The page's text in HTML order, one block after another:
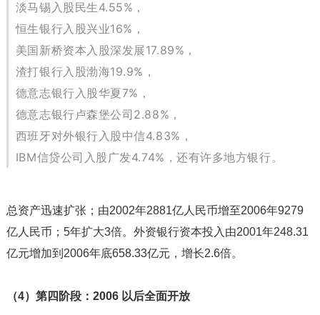
淡马锡入股民生4.55%，
恒生银行入股兴业16%，
美国新桥资本入股深发展17.89%，
渣打银行入股渤海19.9%，
德意志银行入股华夏7%，
德意志银行卢森堡公司2.88%，
西班牙对外银行入股中信4.83%，
IBM信贷公司入股广发4.74%，还有许多地方银行。
总资产迅速扩张；由2002年2881亿人民币增至2006年9279
亿人民币；5年扩大3倍。外资银行资本投入由2001年248.31
亿元增加到2006年底658.33亿元，增长2.6倍。
（4）第四阶段：2006 以后全面开放